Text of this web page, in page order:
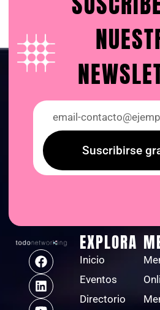
Suscribirse
EXPLORA
Inicio
Eventos
Directorio